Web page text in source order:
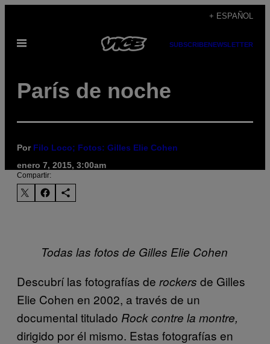
contenido
+ ESPAÑOL
Abrir
SUBSCRIBENEWSLETTER
París de noche
Por Filo Loco; Fotos: Gilles Elie Cohen
enero 7, 2015, 3:00am
Compartir:
Todas las fotos de Gilles Elie Cohen
Descubrí las fotografías de rockers de Gilles
Elie Cohen en 2002, a través de un
documental titulado Rock contre la montre,
dirigido por él mismo. Estas fotografías en